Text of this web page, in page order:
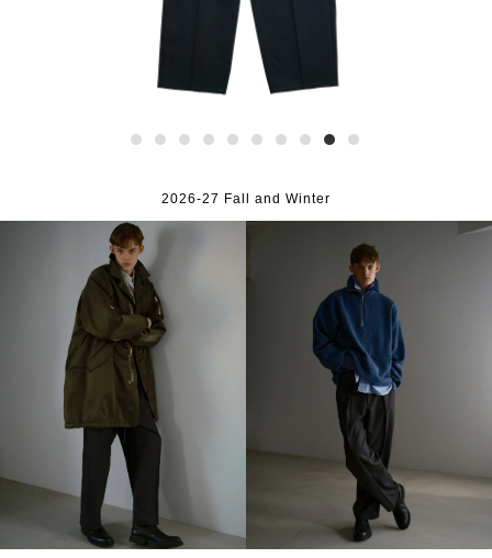
2026-27 Fall and Winter